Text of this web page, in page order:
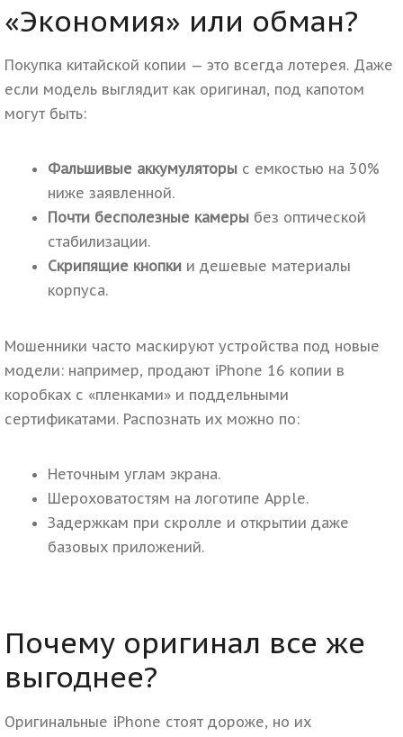
«Экономия» или обман?
Покупка китайской копии — это всегда лотерея. Даже
если модель выглядит как оригинал, под капотом
могут быть:
Фальшивые аккумуляторы с емкостью на 30%
ниже заявленной.
Почти бесполезные камеры без оптической
стабилизации.
Скрипящие кнопки и дешевые материалы
корпуса.
Мошенники часто маскируют устройства под новые
модели: например, продают iPhone 16 копии в
коробках с «пленками» и поддельными
сертификатами. Распознать их можно по:
Неточным углам экрана.
Шероховатостям на логотипе Apple.
Задержкам при скролле и открытии даже
базовых приложений.
Почему оригинал все же
выгоднее?
Оригинальные iPhone стоят дороже, но их